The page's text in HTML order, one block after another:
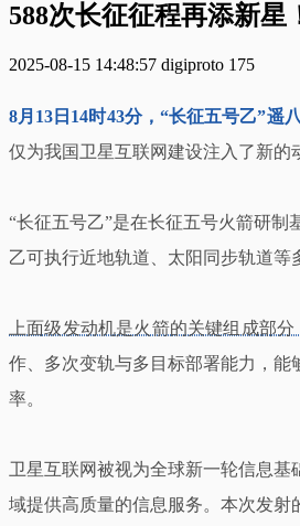
588次长征征程再添新
2025-08-15 14:48:57 digiproto 175
8月13日14时43分，“长征五号乙”遥
仅为我国卫星互联网建设注入了新的
“长征五号乙”是在长征五号火箭研
乙可执行近地轨道、太阳同步轨道等
上面级发动机是火箭的关键组成部
作、多次变轨与多目标部署能力，
率。
卫星互联网被视为全球新一轮信息
域提供高质量的信息服务。本次发射